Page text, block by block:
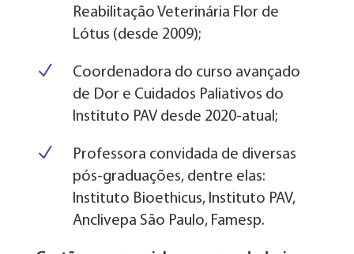
Reabilitação Veterinária Flor de
Lótus (desde 2009);
N
Coordenadora do curso avançado
de Dor e Cuidados Paliativos do
Instituto PAV desde 2020-atual;
N
Professora convidada de diversas
pós-graduações, dentre elas:
Instituto Bioethicus, Instituto PAV,
Anclivepa São Paulo, Famesp.